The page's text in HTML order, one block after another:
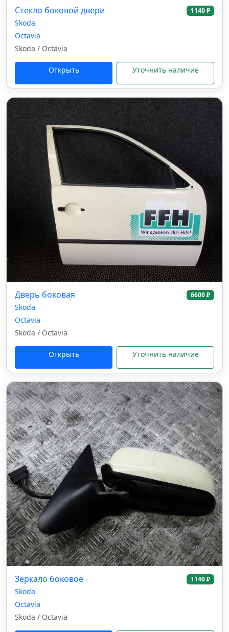
Стекло боковой двери 1140 ₽
Skoda
Octavia
Skoda / Octavia
Открыть Уточнить наличие
Дверь боковая 6600 ₽
Skoda
Octavia
Skoda / Octavia
Открыть Уточнить наличие
Зеркало боковое 1140 ₽
Skoda
Octavia
Skoda / Octavia